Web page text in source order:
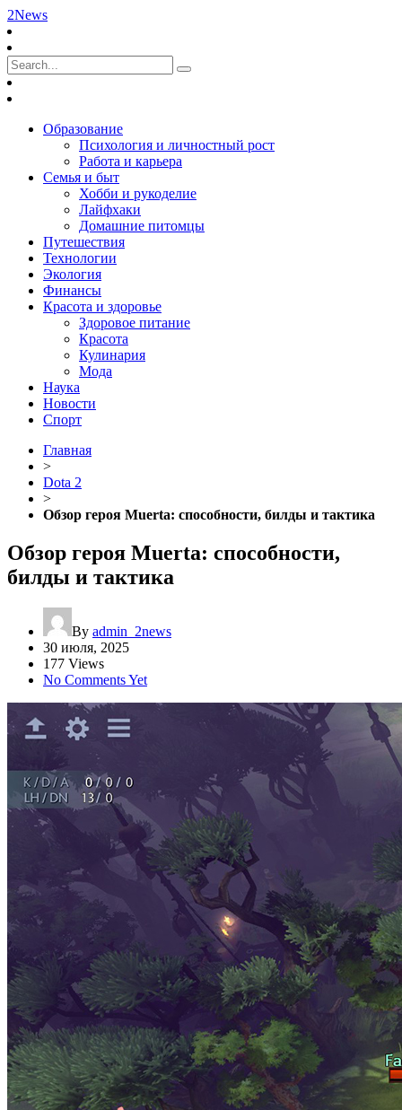
2News
Образование
Психология и личностный рост
Работа и карьера
Семья и быт
Хобби и рукоделие
Лайфхаки
Домашние питомцы
Путешествия
Технологии
Экология
Финансы
Красота и здоровье
Здоровое питание
Красота
Кулинария
Мода
Наука
Новости
Спорт
Главная
>
Dota 2
>
Обзор героя Muerta: способности, билды и тактика
Обзор героя Muerta: способности,
билды и тактика
By admin_2news
30 июля, 2025
177 Views
No Comments Yet